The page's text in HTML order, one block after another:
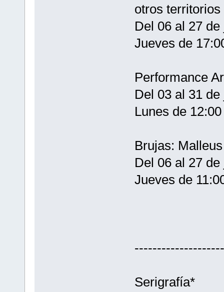
otros territorios
Del 06 al 27 de
Jueves de
Performance
Del 03 al 31 de
Lunes de
Brujas:
Del 06 al 27 de
Jueves de
Serigrafía*